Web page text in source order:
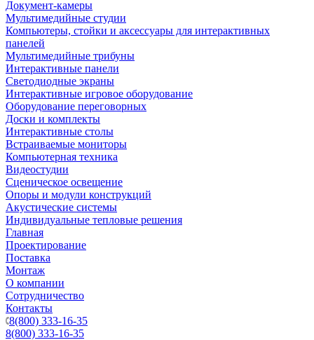
Документ-камеры
Мультимедийные студии
Компьютеры, стойки и аксессуары для интерактивных
панелей
Мультимедийные трибуны
Интерактивные панели
Светодиодные экраны
Интерактивные игровое оборудование
Оборудование переговорных
Доски и комплекты
Интерактивные столы
Встраиваемые мониторы
Компьютерная техника
Видеостудии
Cценическое освещение
Опоры и модули конструкций
Акустические системы
Индивидуальные тепловые решения
Главная
Проектирование
Поставка
Монтаж
О компании
Сотрудничество
Контакты
8(800) 333-16-35
8(800) 333-16-35